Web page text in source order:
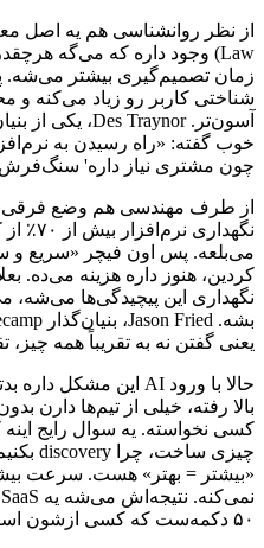
از نظر روانشناسی هم یه اصل
Law
) وجود داره که می‌گه هرچقدر
زمان تصمیم‌گیری بیشتر می‌شه.
شناختی کاربر رو زیاد می‌کنه و
آسون‌تر. Des Traynor، یکی از
خوب گفته: «راه رسیدن به
چون مشتری نیاز داره' سنگ‌فرش
از طرف مهندسی هم وضع فرقی
نگهداری نرم‌افزار بیش از ۷۰٪ از
می‌بلعه. پس اون فیچر «سریع و
کردین، هنوز داره هزینه می‌ده.
نگهداری این پیچیدگی‌ها می‌شه،
بشه. Jason Fried، بنیان‌گذار
یعنی گفتن نه به تقریباً همه چیز،
حالا با ورود AI این مشکل داره
بالا رفته، خیلی از تیم‌ها دارن
کسی نخواسته. یه سوال رایج اینه
چیزی ساخت، چرا discovery
«بیشتر = بهتر» هست. سرعت
نمی‌کنه. نتیجه‌اش می‌شه یه SaaS
۵۰ دکمه‌ست که کسی ازشون